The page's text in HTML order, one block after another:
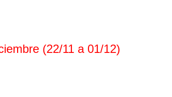
(22/11 a 01/12)